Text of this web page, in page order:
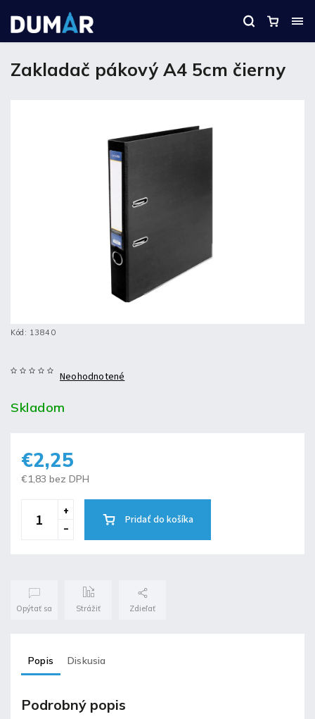
Zakladač pákový A4 5cm čierny
Kód: 13840
Neohodnotené
Skladom
€2,25
€1,83 bez DPH
Pridať do košíka
Opýtať sa Strážiť Zdieľať
Popis Diskusia
Podrobný popis